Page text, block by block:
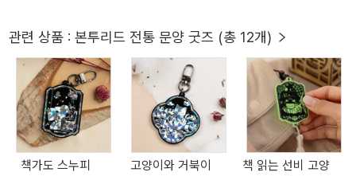
관련 상품 : 본투리드 전통 문양 굿즈 (총 12개)
책가도 스누피 고양이와 거북이
책 읽는 선비 고양